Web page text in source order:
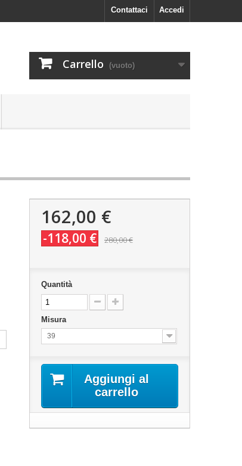
Accedi
Contattaci
Carrello (vuoto)
162,00 €
-118,00 € 280,00 €
Quantità
Misura
39
Aggiungi al
carrello